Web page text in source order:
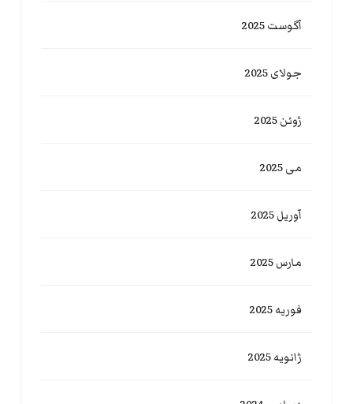
آگوست 2025
جولای 2025
ژوئن 2025
می 2025
آوریل 2025
مارس 2025
فوریه 2025
ژانویه 2025